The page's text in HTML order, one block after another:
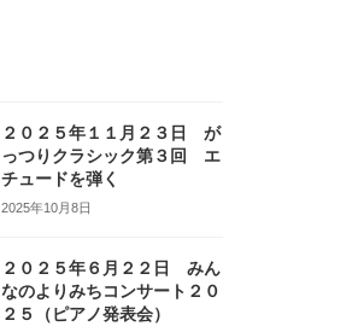
２０２５年１１月２３日 が
っつりクラシック第３回 エ
チュードを弾く
2025年10月8日
２０２５年６月２２日 みん
なのよりみちコンサート２０
２５（ピアノ発表会）